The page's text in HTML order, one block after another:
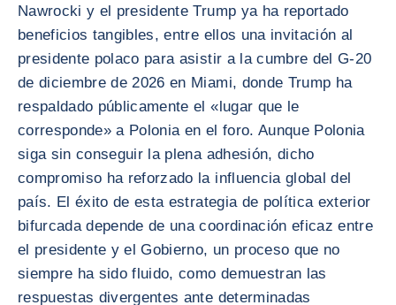
Nawrocki y el presidente Trump ya ha reportado
beneficios tangibles, entre ellos una invitación al
presidente polaco para asistir a la cumbre del G-20
de diciembre de 2026 en Miami, donde Trump ha
respaldado públicamente el «lugar que le
corresponde» a Polonia en el foro. Aunque Polonia
siga sin conseguir la plena adhesión, dicho
compromiso ha reforzado la influencia global del
país. El éxito de esta estrategia de política exterior
bifurcada depende de una coordinación eficaz entre
el presidente y el Gobierno, un proceso que no
siempre ha sido fluido, como demuestran las
respuestas divergentes ante determinadas